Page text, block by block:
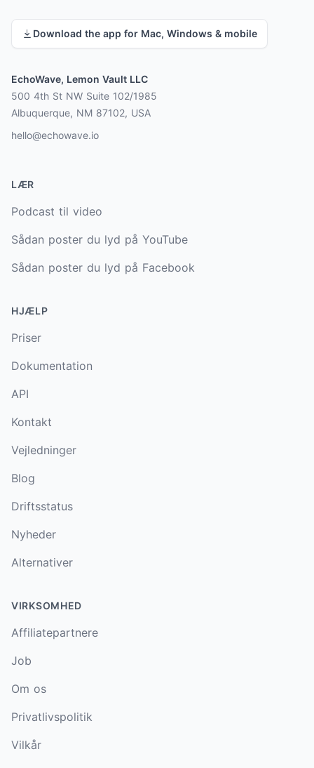
Download the app for Mac, Windows & mobile
EchoWave, Lemon Vault LLC
500 4th St NW Suite 102/1985
Albuquerque, NM 87102, USA
hello@echowave.io
LÆR
Podcast til video
Sådan poster du lyd på YouTube
Sådan poster du lyd på Facebook
HJÆLP
Priser
Dokumentation
API
Kontakt
Vejledninger
Blog
Driftsstatus
Nyheder
Alternativer
VIRKSOMHED
Affiliatepartnere
Job
Om os
Privatlivspolitik
Vilkår